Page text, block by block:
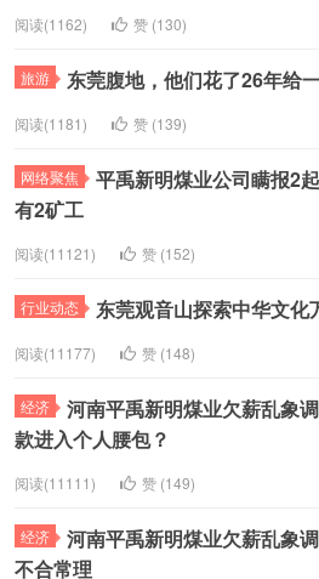
阅读(1162) 赞 (130)
旅游 东莞腹地，他们花了26年给
阅读(1181) 赞 (139)
网络聚焦
平禹新明煤业公司瞒报2
有2矿工
阅读(11121) 赞 (1 52)
行业动态 东莞观音山探索中华文化
阅读(11177) 赞 (1 48)
经济
河南平禹新明煤业欠薪乱象
款进入个人腰包？
阅读(11111) 赞 (1 49)
经济
河南平禹新明煤业欠薪乱象
不合常理